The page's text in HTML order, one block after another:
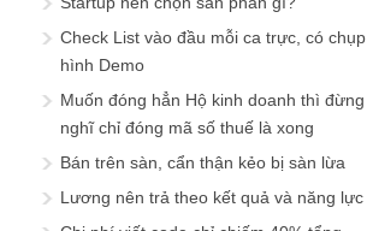
Check List vào đầu mỗi ca trực, có chụp
hình Demo
Muốn đóng hẳn Hộ kinh doanh thì đừng
nghĩ chỉ đóng mã số thuế là xong
Bán trên sàn, cẩn thận kẻo bị sàn lừa
Lương nên trả theo kết quả và năng lực